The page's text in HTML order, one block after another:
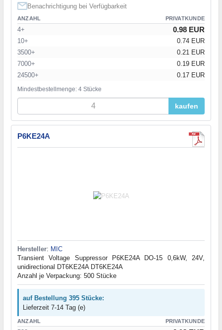
Benachrichtigung bei Verfügbarkeit
ANZAHL PRIVATKUNDE
4+ 0.98 EUR
10+
0.74 EUR
3500+
0.21 EUR
7000+
0.19 EUR
24500+
0.17 EUR
Mindestbestellmenge: 4 Stücke
kaufen
P6KE24A
Hersteller: MIC
Transient Voltage Suppressor P6KE24A DO-15 0,6kW, 24V,
unidirectional DT6KE24A DT6KE24A
Anzahl je Verpackung: 500 Stücke
auf Bestellung 395 Stücke:
Lieferzeit 7-14 Tag (e)
ANZAHL PRIVATKUNDE